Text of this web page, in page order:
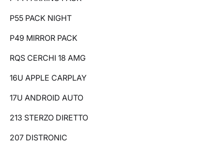
P55 PACK NIGHT
P49 MIRROR PACK
RQS CERCHI 18 AMG
16U APPLE CARPLAY
17U ANDROID AUTO
213 STERZO DIRETTO
207 DISTRONIC